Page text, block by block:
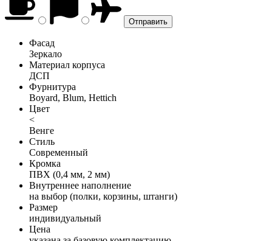
Фасад
Зеркало
Материал корпуса
ДСП
Фурнитура
Boyard, Blum, Hettich
Цвет
<
Венге
Стиль
Современный
Кромка
ПВХ (0,4 мм, 2 мм)
Внутреннее наполнение
на выбор (полки, корзины, штанги)
Размер
индивидуальный
Цена